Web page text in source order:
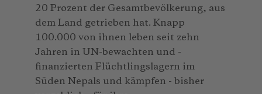
20 Prozent der Gesamtbevölkerung, aus
dem Land getrieben hat. Knapp
100.000 von ihnen leben seit zehn
Jahren in UN-bewachten und -
finanzierten Flüchtlingslagern im
Süden Nepals und kämpfen - bisher